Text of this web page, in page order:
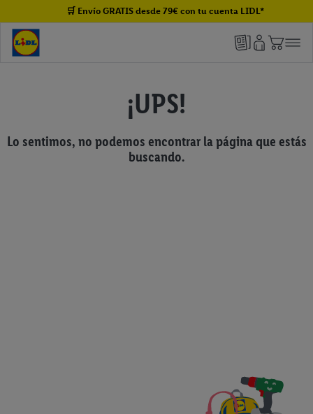
🛒 Envío GRATIS desde 79€ con tu cuenta LIDL*
¡UPS!
Lo sentimos, no podemos encontrar la página que estás
buscando.